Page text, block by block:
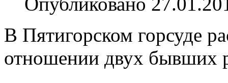
В Пятигорском горсуде
отношении двух бывших